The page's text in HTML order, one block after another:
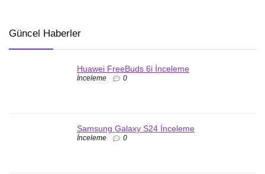
Güncel Haberler
Huawei FreeBuds 6i İnceleme
İnceleme 0
Samsung Galaxy S24 İnceleme
İnceleme 0